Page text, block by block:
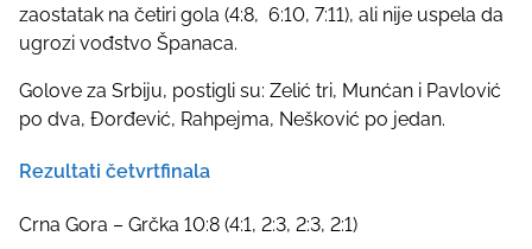
:zaostatak na četiri gola (4:8, 6:10, 7:11), ali nije uspela da
ugrozi vođstvo Španaca.
Golove za Srbiju, postigli su: Zelić tri, Munćan i Pavlović
po dva, Đorđević, Rahpejma, Nešković po jedan.
Rezultati četvrtfinala
Crna Gora – Grčka 10:8 (4:1, 2:3, 2:3, 2:1)